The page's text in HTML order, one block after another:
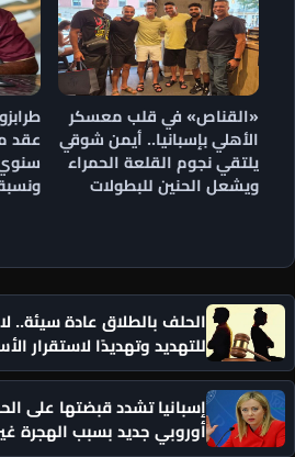
«القناص» في قلب معسكر
الأهلي بإسبانيا.. أيمن شوقي
يلتقي نجوم القلعة الحمراء
ويشعل الحنين للبطولات
عقد
الحلف بالطلاق عادة سيئة..
للتهديد وتهديدًا لاستقرار
إسبانيا تشدد قبضتها على
أوروبي جديد بسبب الهجرة